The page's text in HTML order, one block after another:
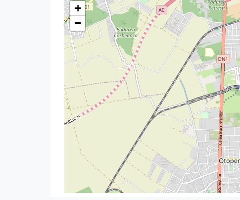
+
−